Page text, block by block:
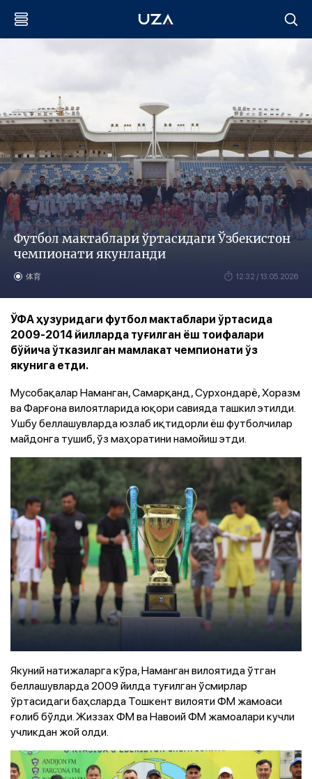
Футбол мактаблари ўртасидаги Ўзбекистон
чемпионати якунланди
体育 12:32 / 13.05.2026
ЎФА ҳузуридаги футбол мактаблари ўртасида
2009-2014 йилларда туғилган ёш тоифалари
бўйича ўтказилган мамлакат чемпионати ўз
якунига етди.
Мусобақалар Наманган, Самарқанд, Сурхондарё, Хоразм
ва Фарғона вилоятларида юқори савияда ташкил этилди.
Ушбу беллашувларда юзлаб иқтидорли ёш футболчилар
майдонга тушиб, ўз маҳоратини намойиш этди.
Якуний натижаларга кўра, Наманган вилоятида ўтган
беллашувларда 2009 йилда туғилган ўсмирлар
ўртасидаги баҳсларда Тошкент вилояти ФМ жамоаси
ғолиб бўлди. Жиззах ФМ ва Навоий ФМ жамоалари кучли
учликдан жой олди.